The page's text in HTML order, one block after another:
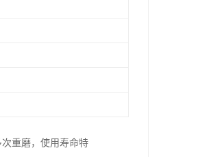
重磨，使用寿命特